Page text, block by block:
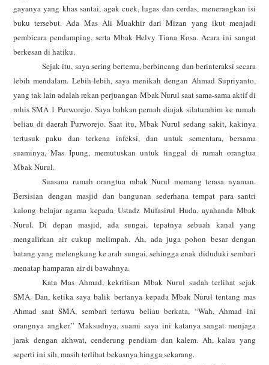
gayanya yang khas santai, agak cuek, lugas dan cerdas, menerangkan isi
buku tersebut. Ada Mas Ali Muakhir dari Mizan yang ikut menjadi
pembicara pendamping, serta Mbak Helvy Tiana Rosa. Acara ini sangat
berkesan di hatiku.
Sejak itu, saya sering bertemu, berbincang dan berinteraksi secara
lebih mendalam. Lebih-lebih, saya menikah dengan Ahmad Supriyanto,
yang tak lain adalah rekan perjuangan Mbak Nurul saat sama-sama aktif di
rohis SMA 1 Purworejo. Saya bahkan pernah diajak silaturahim ke rumah
beliau di daerah Purworejo. Saat itu, Mbak Nurul sedang sakit, kakinya
tertusuk paku dan terkena infeksi, dan untuk sementara, bersama
suaminya, Mas Ipung, memutuskan untuk tinggal di rumah orangtua
Mbak Nurul.
Suasana rumah orangtua mbak Nurul memang terasa nyaman.
Bersisian dengan masjid dan bangunan sederhana tempat para santri
kalong belajar agama kepada Ustadz Mufasirul Huda, ayahanda Mbak
Nurul. Di depan masjid, ada sungai, tepatnya sebuah kanal yang
mengalirkan air cukup melimpah. Ah, ada juga pohon besar dengan
batang yang melengkung ke arah sungai, sehingga enak diduduki sembari
menatap hamparan air di bawahnya.
Kata Mas Ahmad, kekritisan Mbak Nurul sudah terlihat sejak
SMA. Dan, ketika saya balik bertanya kepada Mbak Nurul tentang mas
Ahmad saat SMA, sembari tertawa beliau berkata, “Wah, Ahmad ini
orangnya angker.” Maksudnya, suami saya ini katanya sangat menjaga
jarak dengan akhwat, cenderung pendiam dan kalem. Ah, kalau yang
seperti ini sih, masih terlihat bekasnya hingga sekarang.